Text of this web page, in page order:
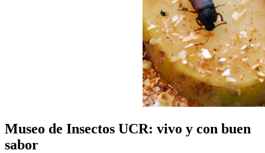
Museo de Insectos UCR: vivo y con buen
sabor